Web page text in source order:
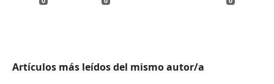
Artículos más leídos del mismo autor/a